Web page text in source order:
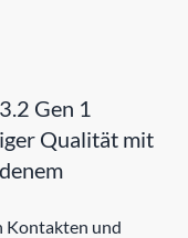
Gen 1
Qualität mit
Kontakten und